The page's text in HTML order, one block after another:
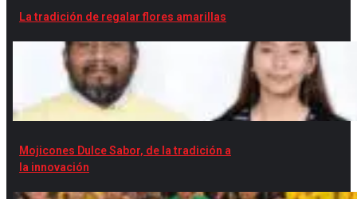
La tradición de regalar flores amarillas
Mojicones Dulce Sabor, de la tradición a
la innovación